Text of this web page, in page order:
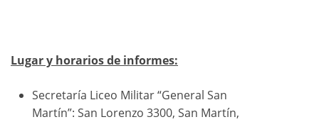
Lugar y horarios de informes:
Secretaría Liceo Militar “General San
Martín”: San Lorenzo 3300, San Martín,